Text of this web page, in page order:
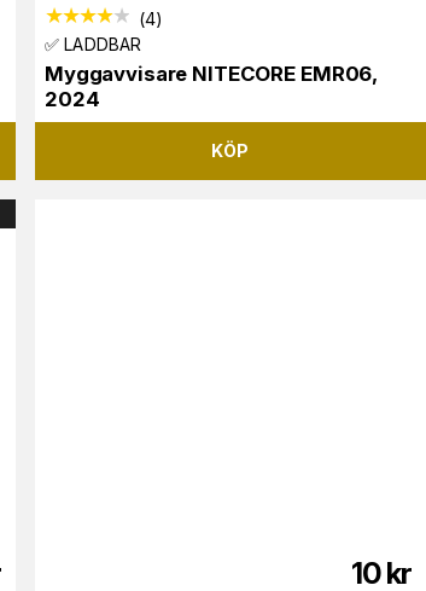
(4)
✅ LADDBAR
Myggavvisare NITECORE EMR06,
2024
KÖP
10kr